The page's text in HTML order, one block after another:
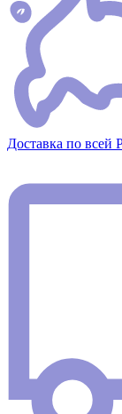
Доставка по всей